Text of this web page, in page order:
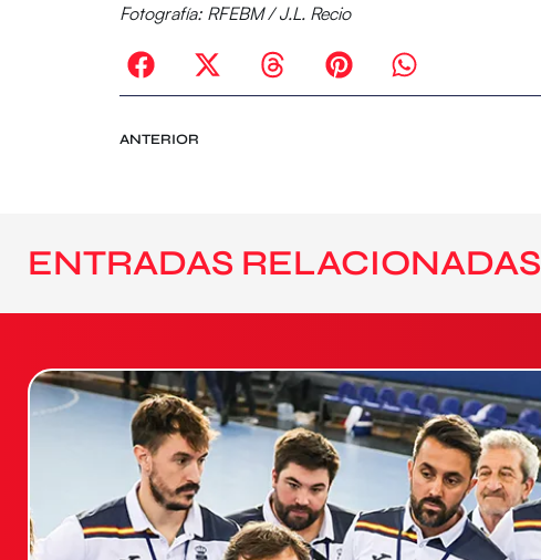
Fotografía: RFEBM / J.L. Recio
ANTERIOR
ENTRADAS RELACIONADAS